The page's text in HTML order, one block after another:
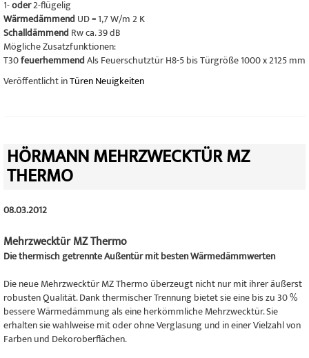
1-oder2-flügelig
Wärmedämmend UD = 1,7 W/m 2 K
Schalldämmend Rw ca. 39 dB
Mögliche Zusatzfunktionen:
T30feuerhemmendAls Feuerschutztür H8-5 bis Türgröße 1000 x 2125 mm
Veröffentlicht inTüren Neuigkeiten
HÖRMANN MEHRZWECKTÜR MZ
THERMO
08.03.2012
Mehrzwecktür MZ Thermo
Die thermisch getrennte Außentür mit besten Wärmedämmwerten
Die neue Mehrzwecktür MZ Thermo überzeugt nicht nur mit ihrer äußerst
robusten Qualität. Dank thermischer Trennung bietet sie eine bis zu 30 %
bessere Wärmedämmung als eine herkömmliche Mehrzwecktür. Sie
erhalten sie wahlweise mit oder ohne Verglasung und in einer Vielzahl von
Farben und Dekoroberflächen.